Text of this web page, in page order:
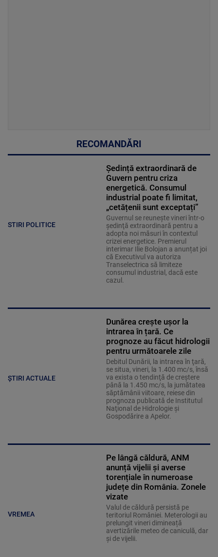
RECOMANDĂRI
STIRI POLITICE
Ședință extraordinară de
Guvern pentru criza
energetică. Consumul
industrial poate fi limitat,
„cetățenii sunt exceptați”
Guvernul se reuneşte vineri într-o
şedinţă extraordinară pentru a
adopta noi măsuri în contextul
crizei energetice. Premierul
interimar Ilie Bolojan a anunțat joi
că Executivul va autoriza
Transelectrica să limiteze
consumul industrial, dacă este
cazul.
ȘTIRI ACTUALE
Dunărea crește ușor la
intrarea în țară. Ce
prognoze au făcut hidrologii
pentru următoarele zile
Debitul Dunării, la intrarea în ţară,
se situa, vineri, la 1.400 mc/s, însă
va exista o tendinţă de creştere
până la 1.450 mc/s, la jumătatea
săptămânii viitoare, reiese din
prognoza publicată de Institutul
Naţional de Hidrologie şi
Gospodărire a Apelor.
VREMEA
Pe lângă căldură, ANM
anunță vijelii și averse
torențiale în numeroase
județe din România. Zonele
vizate
Valul de căldură persistă pe
teritoriul României. Meterologii au
prelungit vineri dimineață
avertizările meteo de caniculă, dar
și de vijelii.